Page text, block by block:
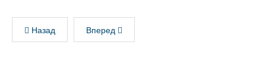
Назад Вперед